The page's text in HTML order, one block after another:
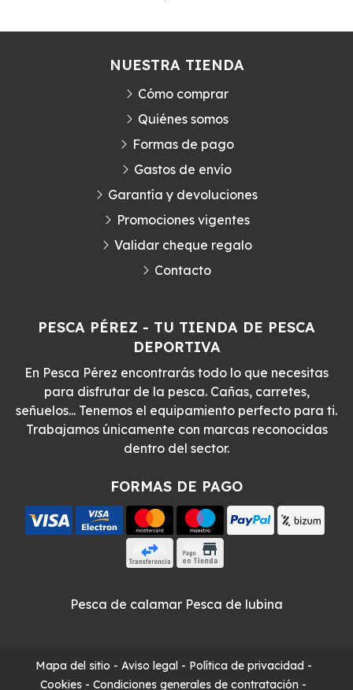
PESCA PÉREZ - TU TIENDA DE PESCA
DEPORTIVA
En Pesca Pérez encontrarás todo lo que necesitas
para disfrutar de la pesca. Cañas, carretes,
señuelos... Tenemos el equipamiento perfecto para ti.
Trabajamos únicamente con marcas reconocidas
dentro del sector.
FORMAS DE PAGO
NUESTRA TIENDA
Cómo comprar
Quiénes somos
Formas de pago
Gastos de envío
Garantía y devoluciones
Promociones vigentes
Validar cheque regalo
Contacto
Pesca de calamar Pesca de lubina
Mapa del sitio - Aviso legal- Política de privacidad-
Cookies - Condiciones generales de contratación -